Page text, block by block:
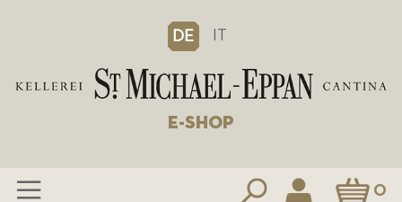
DE IT
E-SHOP
Mein 0